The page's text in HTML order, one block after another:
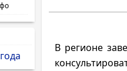
В регионе